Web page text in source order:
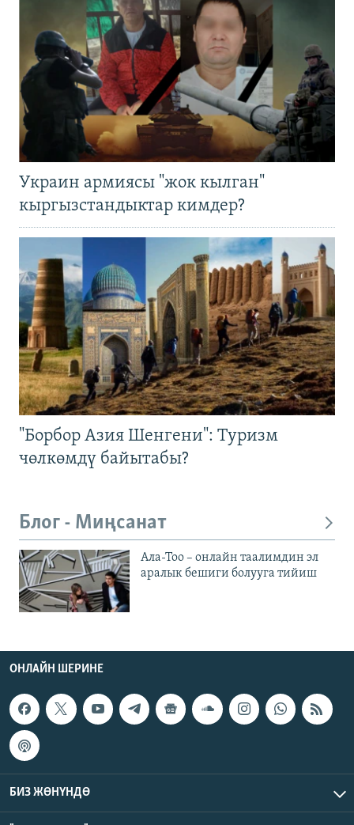
Украин армиясы "жок кылган"
кыргызстандыктар кимдер?
"Борбор Азия Шенгени": Туризм
чөлкөмдү байытабы?
Блог - Миңсанат
Ала-Тоо – онлайн таалимдин эл
аралык бешиги болууга тийиш
ОНЛАЙН ШЕРИНЕ
БИЗ ЖӨНҮНДӨ